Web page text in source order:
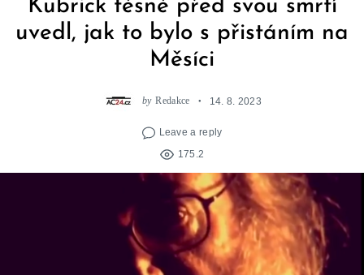
Kubrick těsně před svou smrtí
uvedl, jak to bylo s přistáním na
Měsíci
by Redakce 14. 8. 2023
Leave a reply
175.2